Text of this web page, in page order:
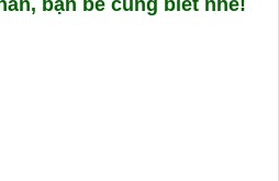
bạn bè cùng biết nhé!